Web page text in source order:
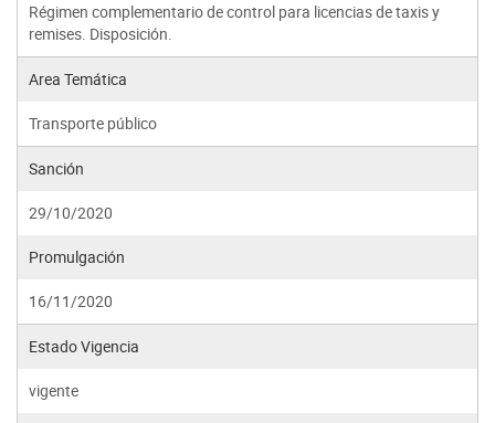
Régimen complementario de control para licencias de taxis y
remises. Disposición.
Area Temática
Transporte público
Sanción
29/10/2020
Promulgación
16/11/2020
Estado Vigencia
vigente